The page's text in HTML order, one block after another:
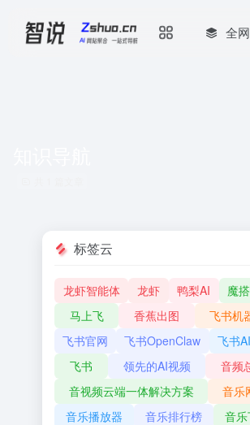
全
标签云
龙虾智能体 龙虾 鸭梨AI
魔
马上飞
香蕉出图
飞书机
飞书官网
飞书OpenClaw
飞书
飞书
领先的AI视频
音频
音视频云端一体解决方案
音乐
音乐播放器
音乐排行榜
音